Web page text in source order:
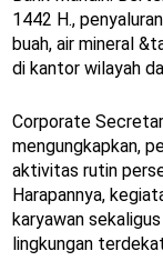
1442 H.,
buah, air mineral
di kantor wilayah
Corporate
mengungkapkan,
aktivitas rutin
Harapannya,
karyawan
lingkungan